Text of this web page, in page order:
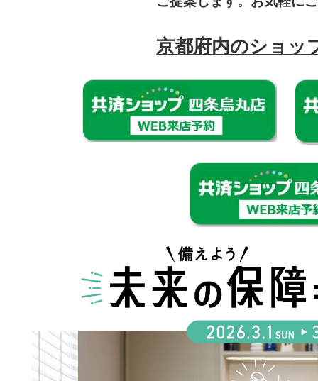
京都府内のショッ